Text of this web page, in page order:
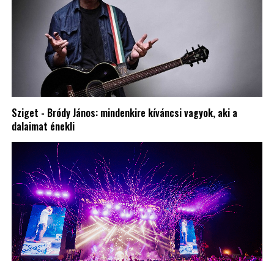
Sziget - Bródy János: mindenkire kíváncsi vagyok, aki a
dalaimat énekli